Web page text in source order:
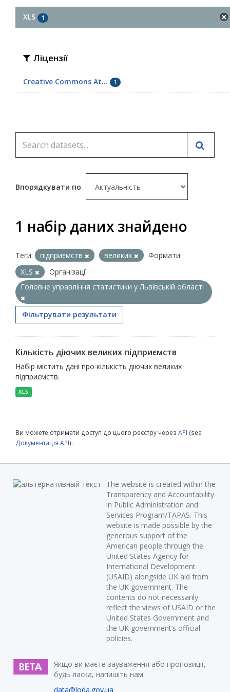
XLS 1
Ліцензії
Creative Commons At... 1
Впорядкувати по
1 набір даних знайдено
Теги: підприємств великих
Формати:
XLS
Організації :
Головне управління статистики у Львівській області
Фільтрувати результати
Кількість діючих великих підприємств
Набір містить дані про кількість діючих великих
підприємств.
XLS
Ви можете отримати доступ до цього реєстру через API (see
Документація API).
The website is created within the
Transparency and Accountability
in Public Administration and
Services Program/TAPAS. This
website is made possible by the
generous support of the
American people through the
United States Agency for
International Development
(USAID) alongside UK aid from
the UK government. The
contents do not necessarily
reflect the views of USAID or the
United States Government and
the UK government’s official
policies.
Якщо ви маєте зауваження або пропозиції,
будь ласка, напишіть нам:
data@loda.gov.ua